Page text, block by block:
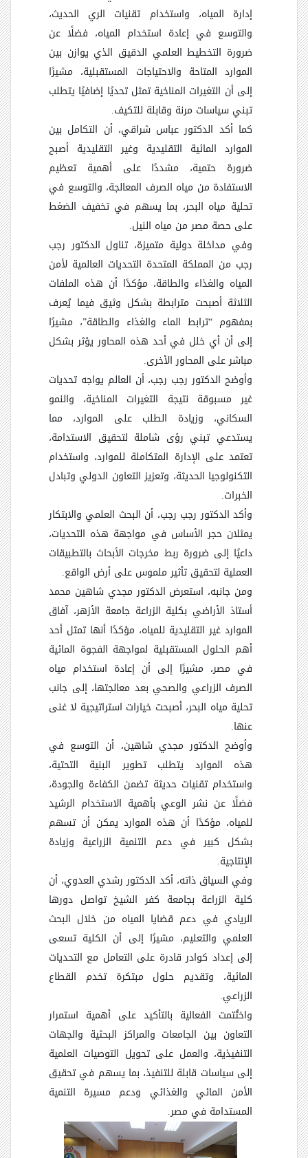
إدارة المياه، واستخدام تقنيات الري الحديث،
والتوسع في إعادة استخدام المياه، فضلًا عن
ضرورة التخطيط العلمي الدقيق الذي يوازن بين
الموارد المتاحة والاحتياجات المستقبلية، مشيرًا
إلى أن التغيرات المناخية تمثل تحديًا إضافيًا يتطلب
تبني سياسات مرنة وقابلة للتكيف.
كما أكد الدكتور عباس شراقي، أن التكامل بين
الموارد المائية التقليدية وغير التقليدية أصبح
ضرورة حتمية، مشددًا على أهمية تعظيم
الاستفادة من مياه الصرف المعالجة، والتوسع في
تحلية مياه البحر، بما يسهم في تخفيف الضغط
على حصة مصر من مياه النيل.
وفي مداخلة دولية متميزة، تناول الدكتور رجب
رجب من المملكة المتحدة التحديات العالمية لأمن
المياه والغذاء والطاقة، مؤكدًا أن هذه الملفات
الثلاثة أصبحت مترابطة بشكل وثيق فيما يُعرف
بمفهوم “ترابط الماء والغذاء والطاقة”، مشيرًا
إلى أن أي خلل في أحد هذه المحاور يؤثر بشكل
مباشر على المحاور الأخرى.
وأوضح الدكتور رجب رجب، أن العالم يواجه تحديات
غير مسبوقة نتيجة التغيرات المناخية، والنمو
السكاني، وزيادة الطلب على الموارد، مما
يستدعي تبني رؤى شاملة لتحقيق الاستدامة،
تعتمد على الإدارة المتكاملة للموارد، واستخدام
التكنولوجيا الحديثة، وتعزيز التعاون الدولي وتبادل
الخبرات.
وأكد الدكتور رجب رجب، أن البحث العلمي والابتكار
يمثلان حجر الأساس في مواجهة هذه التحديات،
داعيًا إلى ضرورة ربط مخرجات الأبحاث بالتطبيقات
العملية لتحقيق تأثير ملموس على أرض الواقع.
ومن جانبه، استعرض الدكتور مجدي شاهين محمد
أستاذ الأراضي بكلية الزراعة جامعة الأزهر، آفاق
الموارد غير التقليدية للمياه، مؤكدًا أنها تمثل أحد
أهم الحلول المستقبلية لمواجهة الفجوة المائية
في مصر، مشيرًا إلى أن إعادة استخدام مياه
الصرف الزراعي والصحي بعد معالجتها، إلى جانب
تحلية مياه البحر، أصبحت خيارات استراتيجية لا غنى
عنها.
وأوضح الدكتور مجدي شاهين، أن التوسع في
هذه الموارد يتطلب تطوير البنية التحتية،
واستخدام تقنيات حديثة تضمن الكفاءة والجودة،
فضلًا عن نشر الوعي بأهمية الاستخدام الرشيد
للمياه، مؤكدًا أن هذه الموارد يمكن أن تسهم
بشكل كبير في دعم التنمية الزراعية وزيادة
الإنتاجية.
وفي السياق ذاته، أكد الدكتور رشدي العدوي، أن
كلية الزراعة بجامعة كفر الشيخ تواصل دورها
الريادي في دعم قضايا المياه من خلال البحث
العلمي والتعليم، مشيرًا إلى أن الكلية تسعى
إلى إعداد كوادر قادرة على التعامل مع التحديات
المائية، وتقديم حلول مبتكرة تخدم القطاع
الزراعي.
واختُتمت الفعالية بالتأكيد على أهمية استمرار
التعاون بين الجامعات والمراكز البحثية والجهات
التنفيذية، والعمل على تحويل التوصيات العلمية
إلى سياسات قابلة للتنفيذ، بما يسهم في تحقيق
الأمن المائي والغذائي ودعم مسيرة التنمية
المستدامة في مصر.